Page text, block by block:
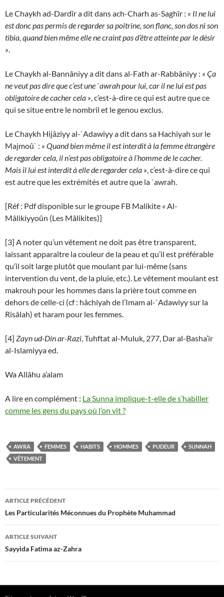
Le Chaykh ad-Dardîr a dit dans ach-Charh as-Saghîr : « Il ne lui
est donc pas permis de regarder sa poitrine, son flanc, son dos ni son
tibia, quand bien même elle ne craint pas d’être atteinte par le désir
».
Le Chaykh al-Bannâniyy a dit dans al-Fath ar-Rabbâniyy : « Ça
ne veut pas dire que c’est une `awrah pour lui, car il ne lui est pas
obligatoire de cacher cela », c’est-à-dire ce qui est autre que ce
qui se situe entre le nombril et le genou exclus.
Le Chaykh Hijâziyy al-`Adawiyy a dit dans sa Hachiyah sur le
Majmoû` : « Quand bien même il est interdit à la femme étrangère
de regarder cela, il n’est pas obligatoire à l’homme de le cacher.
Mais il lui est interdit à elle de regarder cela », c’est-à-dire ce qui
est autre que les extrémités et autre que la `awrah.
[Réf : Pdf disponible sur le groupe FB Malikite « Al-
Mâlikiyyoûn (Les Mâlikites)]
[3] A noter qu’un vêtement ne doit pas être transparent,
laissant apparaître la couleur de la peau et qu’il est préférable
qu’il soit large plutôt que moulant par lui-même (sans
intervention du vent, de la pluie, etc.). Le vêtement moulant est
makrouh pour les hommes dans la prière tout comme en
dehors de celle-ci (cf : hâchiyah de l’Imam al-`Adawiyy sur la
Risâlah) et haram pour les femmes.
[4] Zayn ud-Din ar-Razi, Tuhftat al-Muluk, 277, Dar al-Basha’ir
al-Islamiyya ed.
Wa Allâhu a’alam
A lire en complément : La Sunna implique-t-elle de s’habiller
comme les gens du pays où l’on vit ?
AWRA FEMMES HABITS HOMMES PUDEUR
SUNNAH
VÊTEMENT
Navigation
des
articles
ARTICLE PRÉCÉDENT
Les Particularités Méconnues du Prophète Muhammad
ARTICLE SUIVANT
Sayyida Fatima az-Zahra